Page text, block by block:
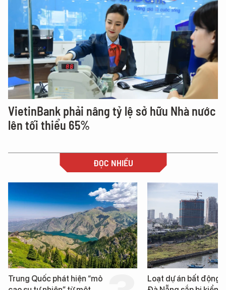
VietinBank phải nâng tỷ lệ sở hữu Nhà nước
lên tối thiểu 65%
ĐỌC NHIỀU
Trung Quốc phát hiện “mỏ
Loạt dự án bất động